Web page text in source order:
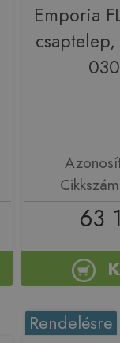
Emporia
63
Rendelésre